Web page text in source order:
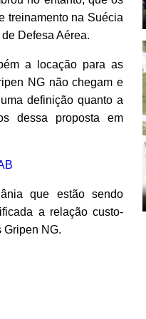
treinamento na Suécia
Defesa Aérea.
a locação para as
NG não chegam e
definição quanto a
dessa proposta em
que estão sendo
a relação custo-
Gripen NG.